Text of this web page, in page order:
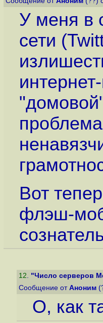
У меня в
сети
Вот
флэш-
12. "Число серверов
Сообщение от Аноним
О, как